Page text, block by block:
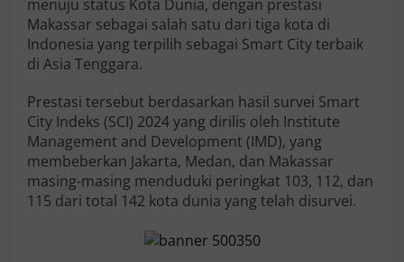
l
a
a
t
u
K
o
t
a
d
I
menuju status Kota Dunia, dengan prestasi
Makassar sebagai salah satu dari tiga kota di
Indonesia yang terpilih sebagai Smart City terbaik
di Asia Tenggara.
Prestasi tersebut berdasarkan hasil survei Smart
City Indeks (SCI) 2024 yang dirilis oleh Institute
Management and Development (IMD), yang
membeberkan Jakarta, Medan, dan Makassar
masing-masing menduduki peringkat 103, 112, dan
115 dari total 142 kota dunia yang telah disurvei.